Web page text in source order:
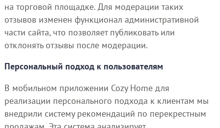
на торговой площадке. Для модерации таких
отзывов изменен функционал административной
части сайта, что позволяет публиковать или
отклонять отзывы после модерации.
Персональный подход к пользователям
В мобильном приложении Cozy Home для
реализации персонального подхода к клиентам мы
внедрили систему рекомендаций по перекрестным